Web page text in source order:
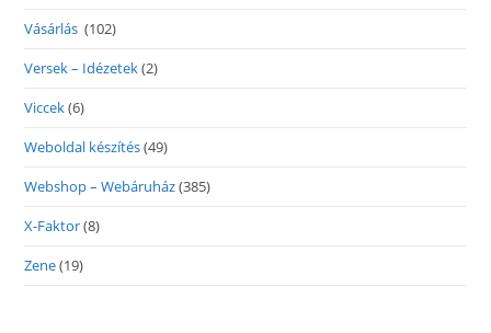
Vásárlás (102)
Versek – Idézetek(2)
Viccek(6)
Weboldal készítés(49)
Webshop – Webáruház(385)
X-Faktor(8)
Zene(19)